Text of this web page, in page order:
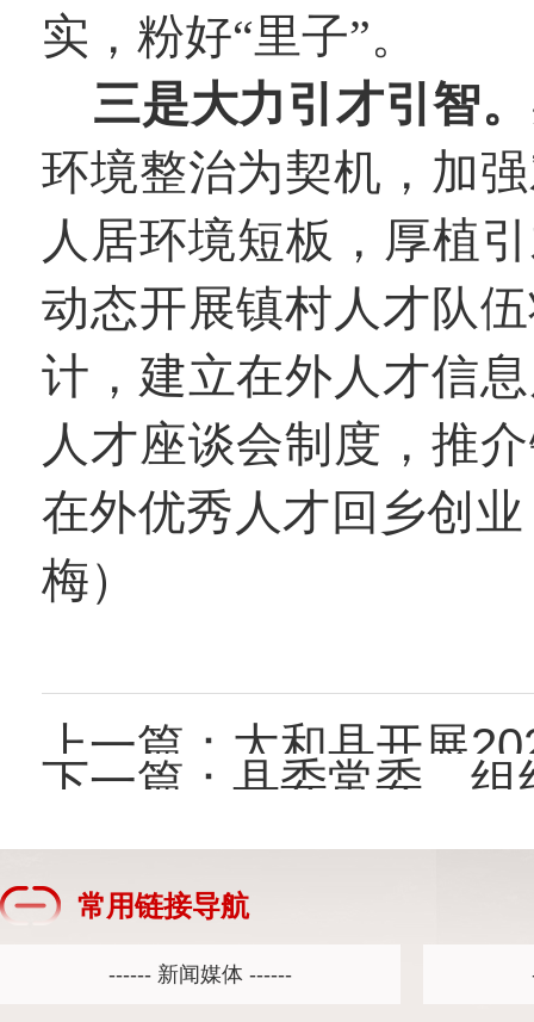
实，粉好“里子”。
三是大力引才引智。
环境整治为契机，加
人居环境短板，厚植
动态开展镇村人才队
计，建立在外人才信
人才座谈会制度，推
在外优秀人才回乡创
梅）
上一篇： 太和县开展2022
下一篇： 县委常委、组织部部长、
常用链接导航